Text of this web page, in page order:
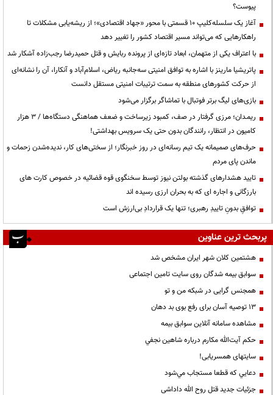
پیوست؟
آغاز یک سلسله‌کلیپ ۱۰ قسمتی با محور «جهاد اقتصادی»؛ از ریشه‌یابی مشکلات تا
راهکارهایی که می‌تواند مسیر اقتصاد کشور را تغییر دهد
با اعتراف یکی از متهمان، ابعاد تازه‌ای از پرونده ربایش و قتل حمیدرضا رجب‌زاده آشکار شد
پاتریشیا مارینز با اشاره به توافق امنیتی سه‌جانبه ریاض، اسلام‌آباد و آنکارا، آن را نشانه‌ای
از حرکت کشورهای منطقه به سمت ترتیبات امنیتی مستقل دانست
بازی‌های لیگ برتر فوتبال با تماشاگر برگزار می‌شود
ریمـدان؛ مرزی گرفتار در صف، کمبود زیرساخت و ضعف هماهنگی دستگاه‌ها / ۳ هزار
کامیون در انتظار، رانندگان بدون حتی یک سرویس بهداشتی!
حرف‌های صمیمانه یک تیم رسانه‌ای در روز خبرنگار؛ از سختی‌های کار، ندیده‌شدن زحمات و
ماندن پای مردم
تایید هشدارهای گذشته بولتن نیوز توسط سخنگوی قوه قضائیه در خصوص کارت های
بارزگانی و اجاره ای که به بحران ارزی رسیده اند
توافقِ بدونِ تاییدِ رهبری؛ تنها یک قراردادِ بی‌ارزش است
پربحث ترین عناوین
هشتمین کلان شهر ایران مشخص شد
سوابق بیمه شدگان روی سایت تامین اجتماعی
همجنس گرایی در شبکه من و تو
13 توصیه آسان برای رفع بوی بد دهان
مشاهده سامانه آنلاين سوابق بیمه
حكم آيت‌الله مكارم درباره شاهين نجفي
سایتهای همسریابی!
دعايي كه قطعا مستجاب مي‌شود
جزئیات جدید قتل روح الله داداشی